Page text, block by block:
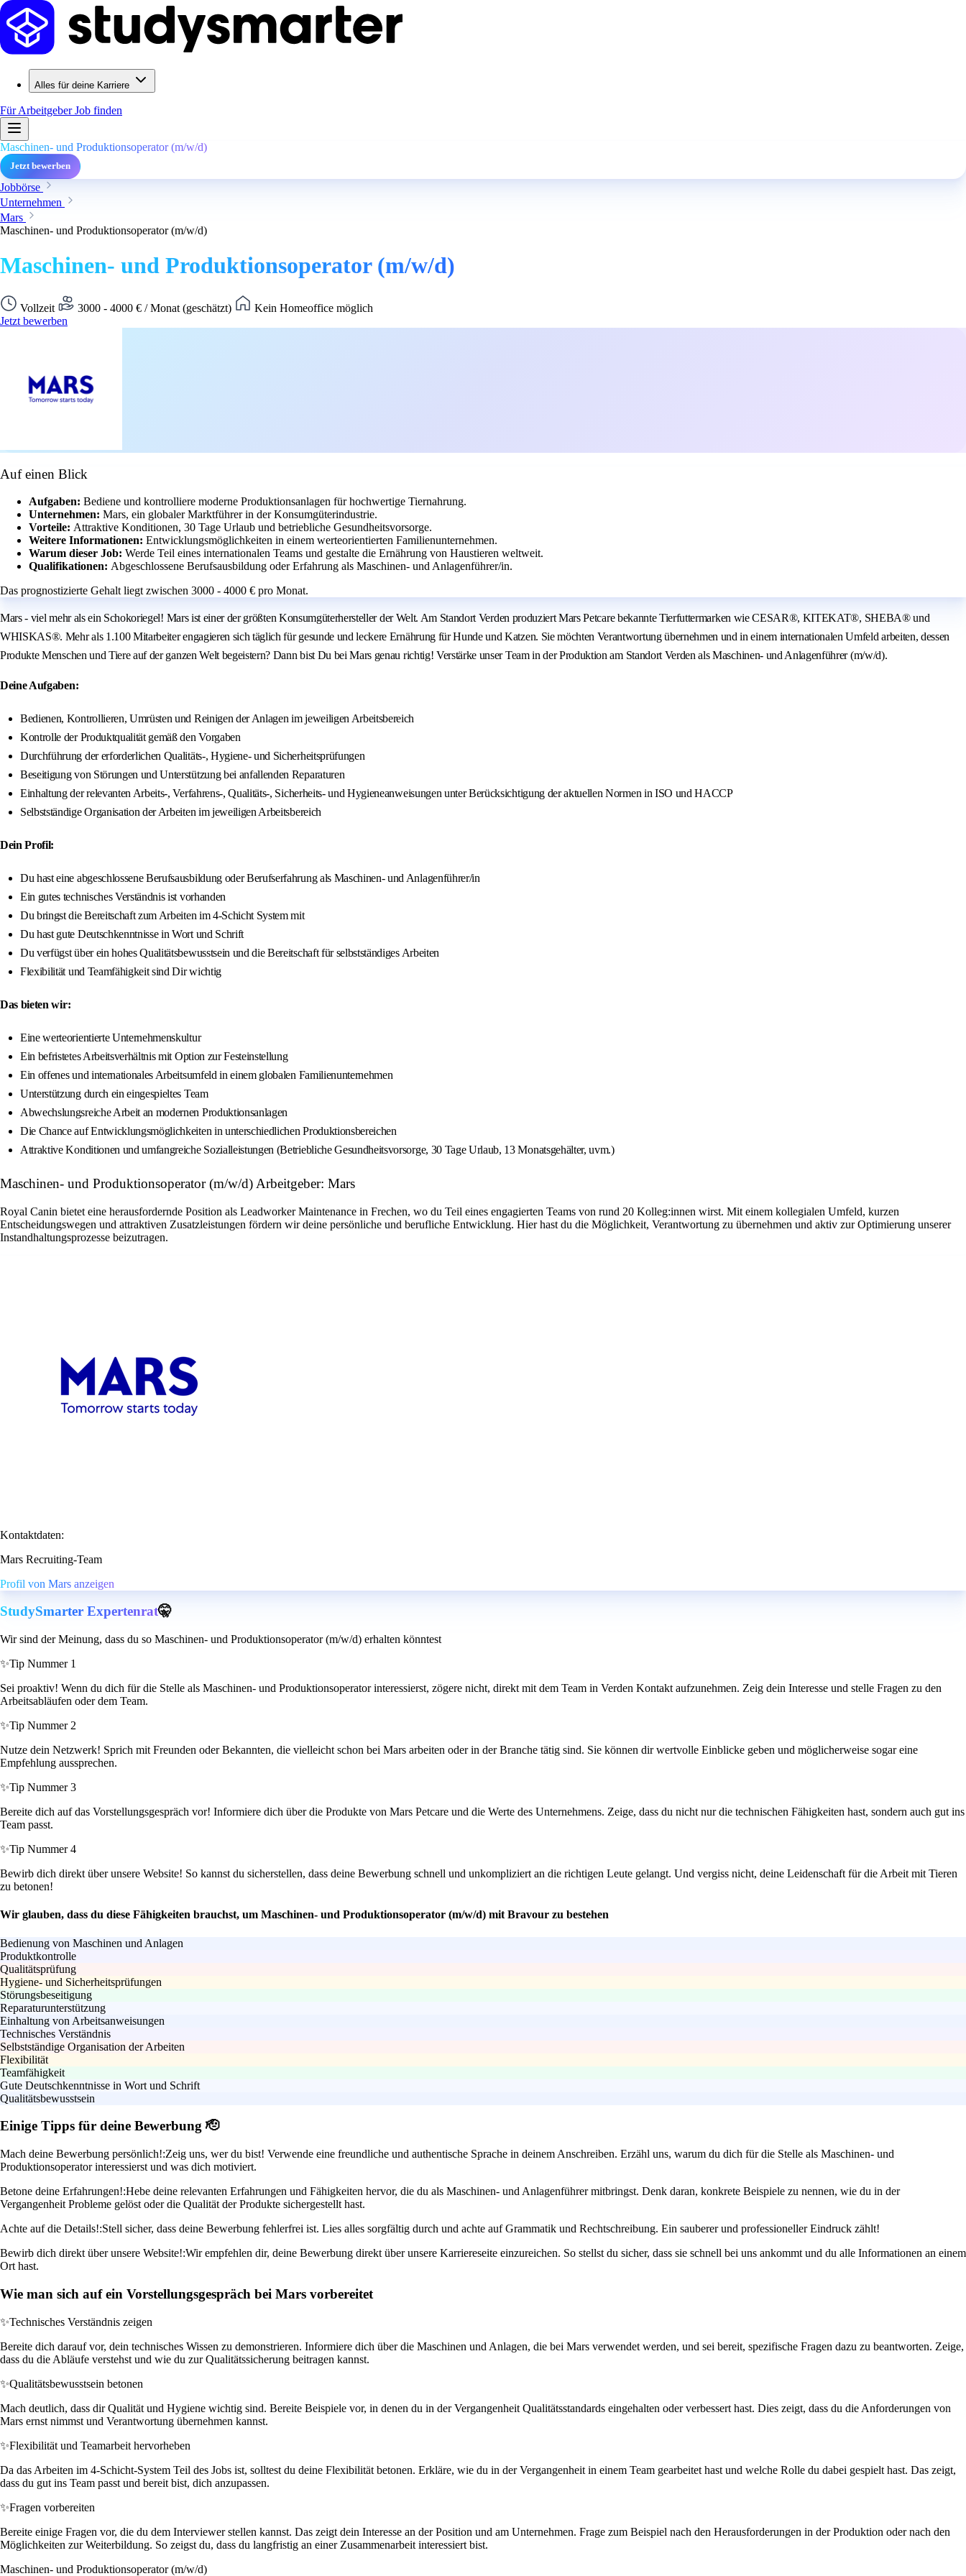
Alles für deine Karriere
Für ArbeitgeberJob finden
Maschinen- und Produktionsoperator (m/w/d)
Jetzt bewerben
Jobbörse
Unternehmen
Mars
Maschinen- und Produktionsoperator (m/w/d)
Maschinen- und Produktionsoperator (m/w/d)
Vollzeit 3000 - 4000 € / Monat (geschätzt)
Kein Homeoffice möglich
Jetzt bewerben
Auf einen Blick
Aufgaben: Bediene und kontrolliere moderne Produktionsanlagen für hochwertige Tiernahrung.
Unternehmen: Mars, ein globaler Marktführer in der Konsumgüterindustrie.
Vorteile: Attraktive Konditionen, 30 Tage Urlaub und betriebliche Gesundheitsvorsorge.
Weitere Informationen: Entwicklungsmöglichkeiten in einem werteorientierten Familienunternehmen.
Warum dieser Job: Werde Teil eines internationalen Teams und gestalte die Ernährung von Haustieren weltweit.
Qualifikationen: Abgeschlossene Berufsausbildung oder Erfahrung als Maschinen- und Anlagenführer/in.
Das prognostizierte Gehalt liegt zwischen 3000 - 4000 € pro Monat.
Mars - viel mehr als ein Schokoriegel! Mars ist einer der größten Konsumgüterhersteller der Welt. Am Standort Verden produziert Mars Petcare bekannte Tierfuttermarken wie CESAR®, KITEKAT®, SHEBA® und
WHISKAS®. Mehr als 1.100 Mitarbeiter engagieren sich täglich für gesunde und leckere Ernährung für Hunde und Katzen. Sie möchten Verantwortung übernehmen und in einem internationalen Umfeld arbeiten, dessen
Produkte Menschen und Tiere auf der ganzen Welt begeistern? Dann bist Du bei Mars genau richtig! Verstärke unser Team in der Produktion am Standort Verden als Maschinen- und Anlagenführer (m/w/d).
Deine Aufgaben:
Bedienen, Kontrollieren, Umrüsten und Reinigen der Anlagen im jeweiligen Arbeitsbereich
Kontrolle der Produktqualität gemäß den Vorgaben
Durchführung der erforderlichen Qualitäts-, Hygiene- und Sicherheitsprüfungen
Beseitigung von Störungen und Unterstützung bei anfallenden Reparaturen
Einhaltung der relevanten Arbeits-, Verfahrens-, Qualitäts-, Sicherheits- und Hygieneanweisungen unter Berücksichtigung der aktuellen Normen in ISO und HACCP
Selbstständige Organisation der Arbeiten im jeweiligen Arbeitsbereich
Dein Profil:
Du hast eine abgeschlossene Berufsausbildung oder Berufserfahrung als Maschinen- und Anlagenführer/in
Ein gutes technisches Verständnis ist vorhanden
Du bringst die Bereitschaft zum Arbeiten im 4-Schicht System mit
Du hast gute Deutschkenntnisse in Wort und Schrift
Du verfügst über ein hohes Qualitätsbewusstsein und die Bereitschaft für selbstständiges Arbeiten
Flexibilität und Teamfähigkeit sind Dir wichtig
Das bieten wir:
Eine werteorientierte Unternehmenskultur
Ein befristetes Arbeitsverhältnis mit Option zur Festeinstellung
Ein offenes und internationales Arbeitsumfeld in einem globalen Familienunternehmen
Unterstützung durch ein eingespieltes Team
Abwechslungsreiche Arbeit an modernen Produktionsanlagen
Die Chance auf Entwicklungsmöglichkeiten in unterschiedlichen Produktionsbereichen
Attraktive Konditionen und umfangreiche Sozialleistungen (Betriebliche Gesundheitsvorsorge, 30 Tage Urlaub, 13 Monatsgehälter, uvm.)
Maschinen- und Produktionsoperator (m/w/d) Arbeitgeber: Mars
Royal Canin bietet eine herausfordernde Position als Leadworker Maintenance in Frechen, wo du Teil eines engagierten Teams von rund 20 Kolleg:innen wirst. Mit einem kollegialen Umfeld, kurzen
Entscheidungswegen und attraktiven Zusatzleistungen fördern wir deine persönliche und berufliche Entwicklung. Hier hast du die Möglichkeit, Verantwortung zu übernehmen und aktiv zur Optimierung unserer
Instandhaltungsprozesse beizutragen.
Kontaktdaten:
Mars Recruiting-Team
Profil von Mars anzeigen
StudySmarter Expertenrat🤫
Wir sind der Meinung, dass du so Maschinen- und Produktionsoperator (m/w/d) erhalten könntest
✨Tip Nummer 1
Sei proaktiv! Wenn du dich für die Stelle als Maschinen- und Produktionsoperator interessierst, zögere nicht, direkt mit dem Team in Verden Kontakt aufzunehmen. Zeig dein Interesse und stelle Fragen zu den
Arbeitsabläufen oder dem Team.
✨Tip Nummer 2
Nutze dein Netzwerk! Sprich mit Freunden oder Bekannten, die vielleicht schon bei Mars arbeiten oder in der Branche tätig sind. Sie können dir wertvolle Einblicke geben und möglicherweise sogar eine
Empfehlung aussprechen.
✨Tip Nummer 3
Bereite dich auf das Vorstellungsgespräch vor! Informiere dich über die Produkte von Mars Petcare und die Werte des Unternehmens. Zeige, dass du nicht nur die technischen Fähigkeiten hast, sondern auch gut ins
Team passt.
✨Tip Nummer 4
Bewirb dich direkt über unsere Website! So kannst du sicherstellen, dass deine Bewerbung schnell und unkompliziert an die richtigen Leute gelangt. Und vergiss nicht, deine Leidenschaft für die Arbeit mit Tieren
zu betonen!
Wir glauben, dass du diese Fähigkeiten brauchst, um Maschinen- und Produktionsoperator (m/w/d) mit Bravour zu bestehen
Bedienung von Maschinen und Anlagen
Produktkontrolle
Qualitätsprüfung
Hygiene- und Sicherheitsprüfungen
Störungsbeseitigung
Reparaturunterstützung
Einhaltung von Arbeitsanweisungen
Technisches Verständnis
Selbstständige Organisation der Arbeiten
Flexibilität
Teamfähigkeit
Gute Deutschkenntnisse in Wort und Schrift
Qualitätsbewusstsein
Einige Tipps für deine Bewerbung 🫡
Mach deine Bewerbung persönlich!:Zeig uns, wer du bist! Verwende eine freundliche und authentische Sprache in deinem Anschreiben. Erzähl uns, warum du dich für die Stelle als Maschinen- und
Produktionsoperator interessierst und was dich motiviert.
Betone deine Erfahrungen!:Hebe deine relevanten Erfahrungen und Fähigkeiten hervor, die du als Maschinen- und Anlagenführer mitbringst. Denk daran, konkrete Beispiele zu nennen, wie du in der
Vergangenheit Probleme gelöst oder die Qualität der Produkte sichergestellt hast.
Achte auf die Details!:Stell sicher, dass deine Bewerbung fehlerfrei ist. Lies alles sorgfältig durch und achte auf Grammatik und Rechtschreibung. Ein sauberer und professioneller Eindruck zählt!
Bewirb dich direkt über unsere Website!:Wir empfehlen dir, deine Bewerbung direkt über unsere Karriereseite einzureichen. So stellst du sicher, dass sie schnell bei uns ankommt und du alle Informationen an einem
Ort hast.
Wie man sich auf ein Vorstellungsgespräch bei Mars vorbereitet
✨Technisches Verständnis zeigen
Bereite dich darauf vor, dein technisches Wissen zu demonstrieren. Informiere dich über die Maschinen und Anlagen, die bei Mars verwendet werden, und sei bereit, spezifische Fragen dazu zu beantworten. Zeige,
dass du die Abläufe verstehst und wie du zur Qualitätssicherung beitragen kannst.
✨Qualitätsbewusstsein betonen
Mach deutlich, dass dir Qualität und Hygiene wichtig sind. Bereite Beispiele vor, in denen du in der Vergangenheit Qualitätsstandards eingehalten oder verbessert hast. Dies zeigt, dass du die Anforderungen von
Mars ernst nimmst und Verantwortung übernehmen kannst.
✨Flexibilität und Teamarbeit hervorheben
Da das Arbeiten im 4-Schicht-System Teil des Jobs ist, solltest du deine Flexibilität betonen. Erkläre, wie du in der Vergangenheit in einem Team gearbeitet hast und welche Rolle du dabei gespielt hast. Das zeigt,
dass du gut ins Team passt und bereit bist, dich anzupassen.
✨Fragen vorbereiten
Bereite einige Fragen vor, die du dem Interviewer stellen kannst. Das zeigt dein Interesse an der Position und am Unternehmen. Frage zum Beispiel nach den Herausforderungen in der Produktion oder nach den
Möglichkeiten zur Weiterbildung. So zeigst du, dass du langfristig an einer Zusammenarbeit interessiert bist.
Maschinen- und Produktionsoperator (m/w/d)